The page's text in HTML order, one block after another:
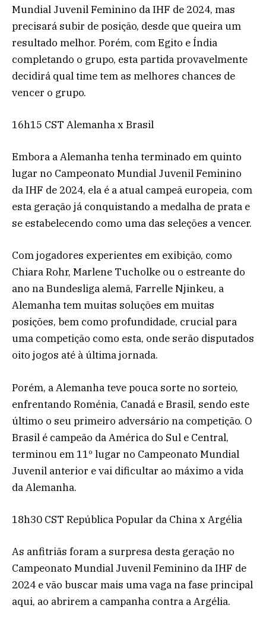
Mundial Juvenil Feminino da IHF de 2024, mas
precisará subir de posição, desde que queira um
resultado melhor. Porém, com Egito e Índia
completando o grupo, esta partida provavelmente
decidirá qual time tem as melhores chances de
vencer o grupo.
16h15 CST Alemanha x Brasil
Embora a Alemanha tenha terminado em quinto
lugar no Campeonato Mundial Juvenil Feminino
da IHF de 2024, ela é a atual campeã europeia, com
esta geração já conquistando a medalha de prata e
se estabelecendo como uma das seleções a vencer.
Com jogadores experientes em exibição, como
Chiara Rohr, Marlene Tucholke ou o estreante do
ano na Bundesliga alemã, Farrelle Njinkeu, a
Alemanha tem muitas soluções em muitas
posições, bem como profundidade, crucial para
uma competição como esta, onde serão disputados
oito jogos até à última jornada.
Porém, a Alemanha teve pouca sorte no sorteio,
enfrentando Roménia, Canadá e Brasil, sendo este
último o seu primeiro adversário na competição. O
Brasil é campeão da América do Sul e Central,
terminou em 11º lugar no Campeonato Mundial
Juvenil anterior e vai dificultar ao máximo a vida
da Alemanha.
18h30 CST República Popular da China x Argélia
As anfitriãs foram a surpresa desta geração no
Campeonato Mundial Juvenil Feminino da IHF de
2024 e vão buscar mais uma vaga na fase principal
aqui, ao abrirem a campanha contra a Argélia.